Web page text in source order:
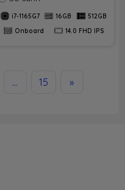
Onboard | 14.0 FHD IPS
| Win11. Part: Gen 9
i71651
i7-1165G7 16GB
512GB
Onboard
14.0 FHD IPS
... 15 »